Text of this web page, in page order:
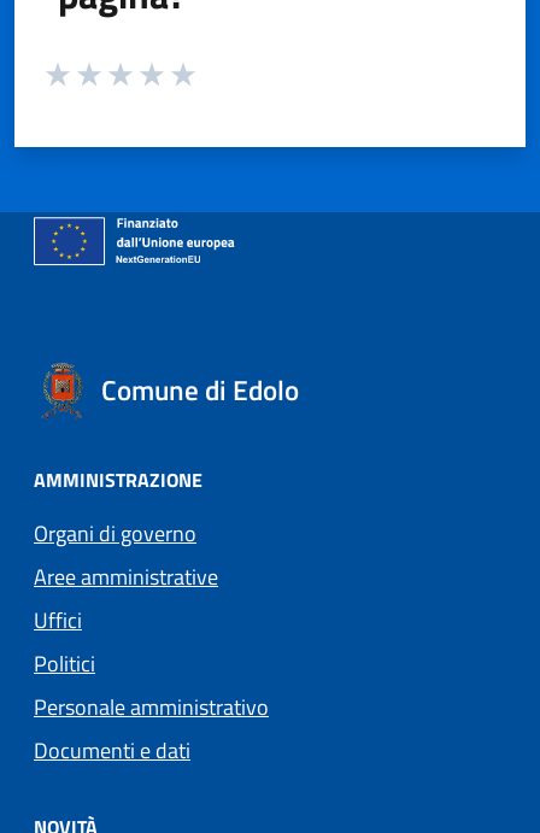
Valuta da 1 a 5 stelle la pagina
Comune di Edolo
AMMINISTRAZIONE
Organi di governo
Aree amministrative
Uffici
Politici
Personale amministrativo
Documenti e dati